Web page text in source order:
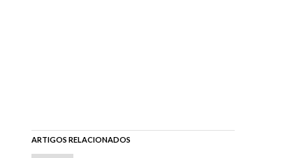
ARTIGOS RELACIONADOS